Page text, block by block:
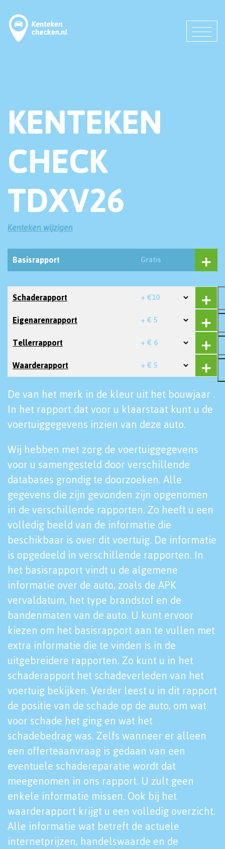
KENTEKEN
CHECK
TDXV26
Kenteken wijzigen
Basisrapport Gratis
Schaderapport + €10
Eigenarenrapport + € 5
Tellerrapport + € 6
Waarderapport + € 5
De van het merk in de kleur uit het bouwjaar .
In het rapport dat voor u klaarstaat kunt u de
voertuiggegevens inzien van deze auto.
Wij hebben met zorg de voertuiggegevens
voor u samengesteld door verschillende
databases grondig te doorzoeken. Alle
gegevens die zijn gevonden zijn opgenomen
in de verschillende rapporten. Zo heeft u een
volledig beeld van de informatie die
beschikbaar is over dit voertuig. De informatie
is opgedeeld in verschillende rapporten. In
het basisrapport vindt u de algemene
informatie over de auto, zoals de APK
vervaldatum, het type brandstof en de
bandenmaten van de auto. U kunt ervoor
kiezen om het basisrapport aan te vullen met
extra informatie die te vinden is in de
uitgebreidere rapporten. Zo kunt u in het
schaderapport het schadeverleden van het
voertuig bekijken. Verder leest u in dit rapport
de positie van de schade op de auto, om wat
voor schade het ging en wat het
schadebedrag was. Zelfs wanneer er alleen
een offerteaanvraag is gedaan van een
eventuele schadereparatie wordt dat
meegenomen in ons rapport. U zult geen
enkele informatie missen. Ook bij het
waarderapport krijgt u een volledig overzicht.
Alle informatie wat betreft de actuele
internetprijzen, handelswaarde en de